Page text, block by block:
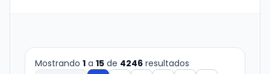
Mostrando 1 a 15 de 4246 resultados